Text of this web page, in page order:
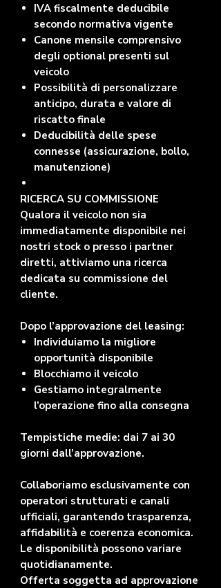
IVA fiscalmente deducibile
secondo normativa vigente
Canone mensile comprensivo
degli optional presenti sul
veicolo
Possibilità di personalizzare
anticipo, durata e valore di
riscatto finale
Deducibilità delle spese
connesse (assicurazione, bollo,
manutenzione)
RICERCA SU COMMISSIONE
Qualora il veicolo non sia
immediatamente disponibile nei
nostri stock o presso i partner
diretti, attiviamo una ricerca
dedicata su commissione del
cliente.
Dopo l’approvazione del leasing:
Individuiamo la migliore
opportunità disponibile
Blocchiamo il veicolo
Gestiamo integralmente
l’operazione fino alla consegna
Tempistiche medie: dai 7 ai 30
giorni dall’approvazione.
Collaboriamo esclusivamente con
operatori strutturati e canali
ufficiali, garantendo trasparenza,
affidabilità e coerenza economica.
Le disponibilità possono variare
quotidianamente.
Offerta soggetta ad approvazione